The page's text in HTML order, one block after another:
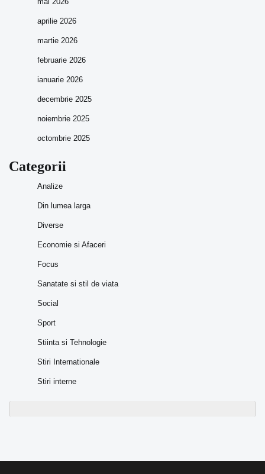
aprilie 2026
martie 2026
februarie 2026
ianuarie 2026
decembrie 2025
noiembrie 2025
octombrie 2025
Categorii
Analize
Din lumea larga
Diverse
Economie si Afaceri
Focus
Sanatate si stil de viata
Social
Sport
Stiinta si Tehnologie
Stiri Internationale
Stiri interne